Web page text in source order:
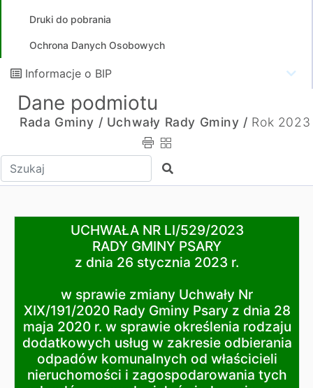
Druki do pobrania
Ochrona Danych Osobowych
Informacje o BIP
Dane podmiotu
Rada Gminy / Uchwały Rady Gminy / Rok 2023
Wpisz tekst do wyszukania Szukaj
UCHWAŁA NR LI/529/2023
RADY GMINY PSARY
z dnia 26 stycznia 2023 r.
w sprawie zmiany Uchwały Nr XIX/191/2020 Rady
UCHWAŁA NR LI/529/2023
RADY GMINY PSARY
z dnia 26 stycznia 2023 r.
w sprawie zmiany Uchwały Nr
XIX/191/2020 Rady Gminy Psary z dnia 28
maja 2020 r. w sprawie określenia rodzaju
dodatkowych usług w zakresie odbierania
odpadów komunalnych od właścicieli
nieruchomości i zagospodarowania tych